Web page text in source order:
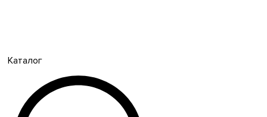
Каталог